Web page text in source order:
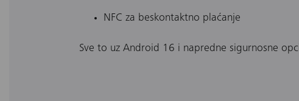
NFC za beskontaktno plaćanje
Sve to uz Android 16 i napredne sigurnosne